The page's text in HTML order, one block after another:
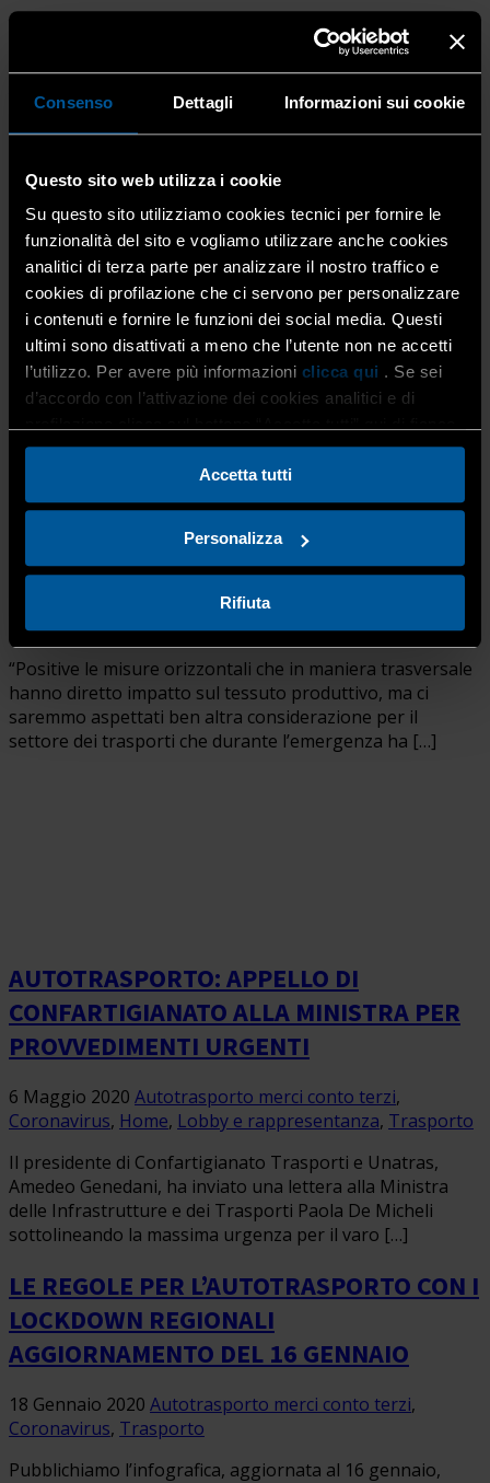
Consenso Dettagli Informazioni sui cookie
Questo sito web utilizza i cookie
Su questo sito utilizziamo cookies tecnici per fornire le
funzionalità del sito e vogliamo utilizzare anche cookies
analitici di terza parte per analizzare il nostro traffico e
cookies di profilazione che ci servono per personalizzare
i contenuti e fornire le funzioni dei social media. Questi
ultimi sono disattivati a meno che l’utente non ne accetti
l’utilizzo. Per avere più informazioni clicca qui . Se sei
d’accordo con l’attivazione dei cookies analitici e di
Accetta tutti
Personalizza
Rifiuta
Autotrasporto merci conto terzi
AUTOTRASPORTO, REGOLAMENTO UE
“PROROGHE”: RICOGNIZIONE SULLE
16 Giugno 2020 Autotrasporto merci conto terzi
,
Trasporto
Confartigianato Trasporti comunica che alcuni Stati della
U.E. hanno scelto di non applicare le deroghe previste dal
Regolamento 2020/698 a certificati, attestati ed altri
documenti. A tal riguardo il Ministero […]
DL RILANCIO, CONFARTIGIANATO
TRASPORTI ALLA CAMERA: “MISURE
ORIZZONTALI UTILI. PER IL SETTORE
TRASPORTI OCCORRE FARE ANCORA
16 Giugno 2020Autotrasporto merci conto terzi,
Lobby e rappresentanza
Taxi,Trasporto
“Positive le misure orizzontali che in maniera trasversale
hanno diretto impatto sul tessuto produttivo, ma ci
saremmo aspettati ben altra considerazione per il
settore dei trasporti che durante l’emergenza ha […]
AUTOTRASPORTO: APPELLO DI
CONFARTIGIANATO ALLA MINISTRA PER
PROVVEDIMENTI URGENTI
6 Maggio 2020 Autotrasporto merci conto terzi,
Coronavirus, Home, Lobby e rappresentanza, Trasporto
Il presidente di Confartigianato Trasporti e Unatras,
Amedeo Genedani, ha inviato una lettera alla Ministra
delle Infrastrutture e dei Trasporti Paola De Micheli
sottolineando la massima urgenza per il varo […]
LE REGOLE PER L’AUTOTRASPORTO CON I
LOCKDOWN REGIONALI
AGGIORNAMENTO DEL 16 GENNAIO
18 Gennaio 2020 Autotrasporto merci conto terzi,
Coronavirus, Trasporto
Pubblichiamo l’infografica, aggiornata al 16 gennaio,